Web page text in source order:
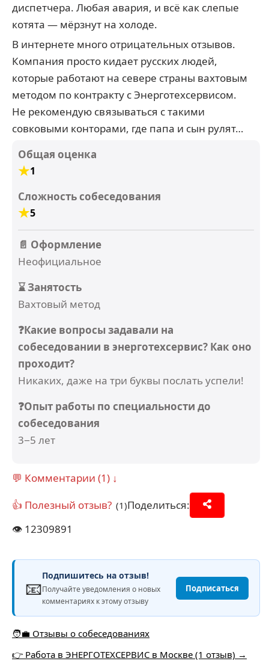
диспетчера. Любая авария, и всё как слепые
котята — мёрзнут на холоде.
В интернете много отрицательных отзывов.
Компания просто кидает русских людей,
которые работают на севере страны вахтовым
методом по контракту с Энерготехсервисом.
Не рекомендую связываться с такими
совковыми конторами, где папа и сын рулят…
Общая оценка
1
Сложность собеседования
5
📄 Оформление
Неофициальное
⌛ Занятость
Вахтовый метод
❓Какие вопросы задавали на
собеседовании в энерготехсервис? Как оно
проходит?
Никаких, даже на три буквы послать успели!
❓Опыт работы по специальности до
собеседования
3−5 лет
💬 Комментарии (1) ↓
👍 Полезный отзыв? (1)Поделиться:
👁️ 12309891
📧
Подпишитесь на отзыв!
Получайте уведомления о новых
комментариях к этому отзыву
Подписаться
🧑‍💼 Отзывы о собеседованиях
👉 Работа в ЭНЕРГОТЕХСЕРВИС в Москве (1 отзыв) →